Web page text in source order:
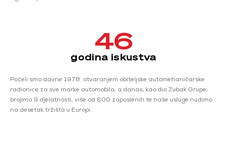
46
godina iskustva
Počeli smo davne 1978. otvaranjem obiteljske automehaničarske
radionice za sve marke automobila, a danas, kao dio Zubak Grupe,
brojimo 9 djelatnosti, više od 600 zaposlenih te naše usluge nudimo
na desetak tržišta u Europi.